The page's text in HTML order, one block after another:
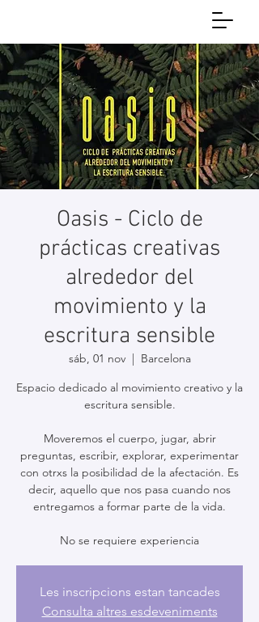
Oasis - Ciclo de
prácticas creativas
alrededor del
movimiento y la
escritura sensible
sáb, 01 nov
  |
Barcelona
Espacio dedicado al movimiento creativo y la
escritura sensible.
Moveremos el cuerpo, jugar, abrir
preguntas, escribir, explorar, experimentar
con otrxs la posibilidad de la afectación. Es
decir, aquello que nos pasa cuando nos
entregamos a formar parte de la vida.
No se requiere experiencia
Les inscripcions estan tancades
Consulta altres esdeveniments